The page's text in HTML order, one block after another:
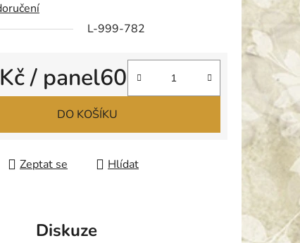
L-999-782
/ panel60
DO KOŠÍKU
Zeptat se
Hlídat
Diskuze